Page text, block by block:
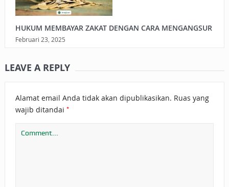
HUKUM MEMBAYAR ZAKAT DENGAN CARA MENGANGSUR
Februari 23, 2025
LEAVE A REPLY
Alamat email Anda tidak akan dipublikasikan. Ruas yang
wajib ditandai *